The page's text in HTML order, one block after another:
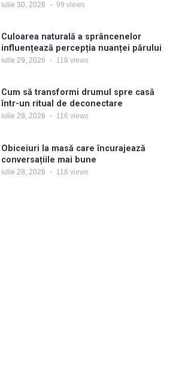
iulie 30, 2026 99 views
Culoarea naturală a sprâncenelor
influențează percepția nuanței părului
iulie 29, 2026 118 views
Cum să transformi drumul spre casă
într-un ritual de deconectare
iulie 28, 2026 116 views
Obiceiuri la masă care încurajează
conversațiile mai bune
iulie 28, 2026 118 views